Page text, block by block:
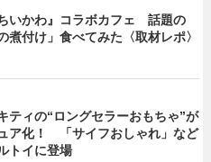
ちいかわ』コラボカフェ 話題の
煮付け」食べてみた〈取材レポ〉
ティの“ロングセラーおもちゃ”が
ア化！ 「サイフおしゃれ」など
トイに登場